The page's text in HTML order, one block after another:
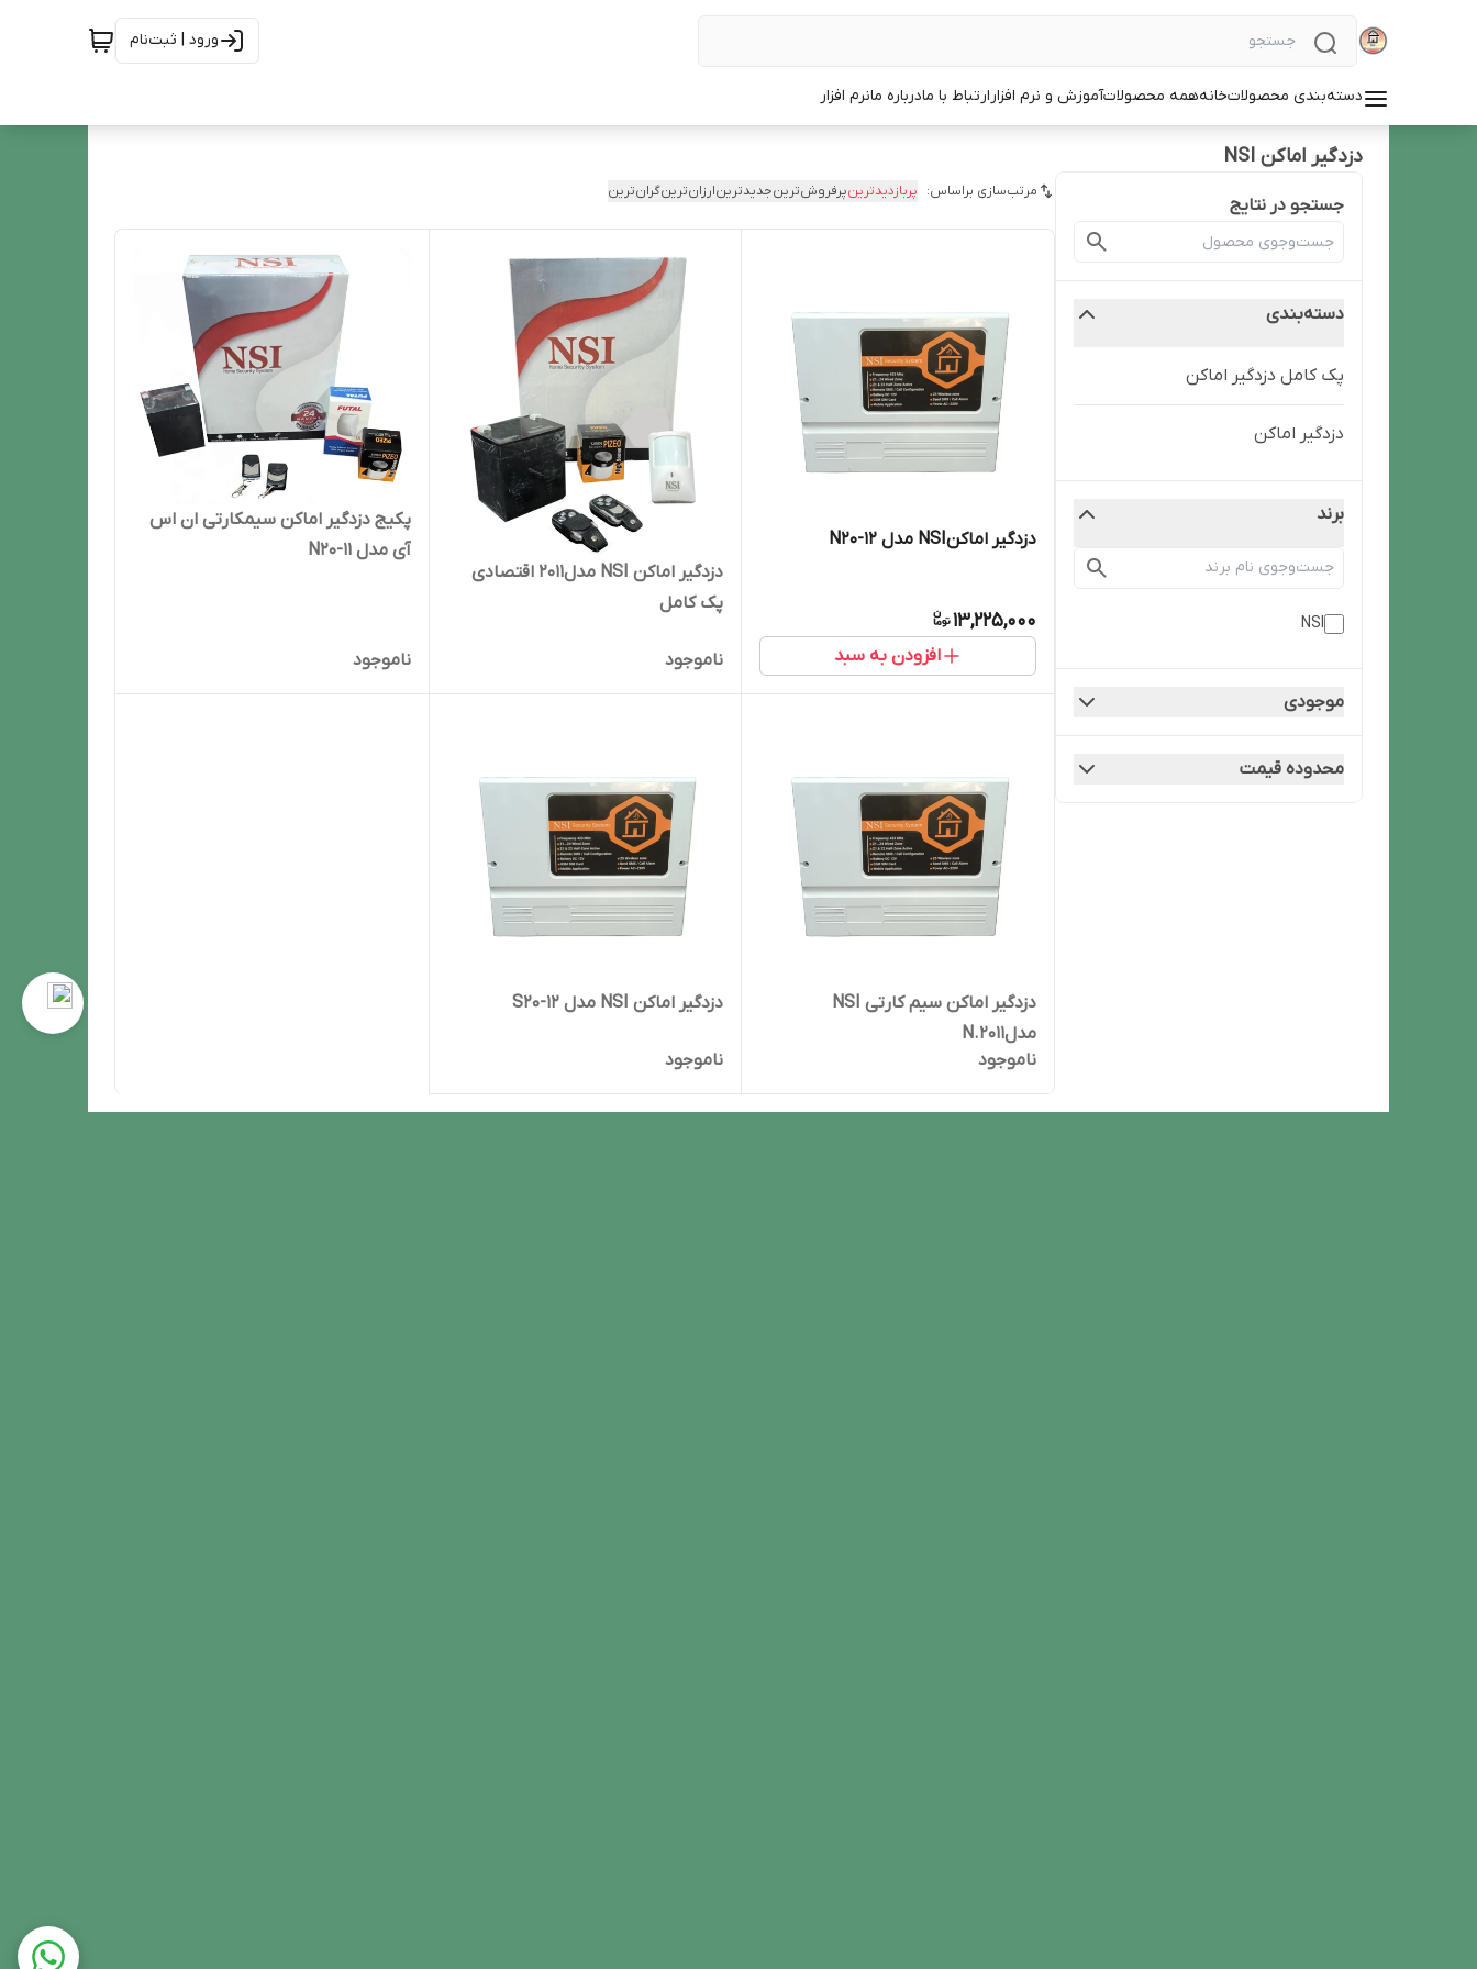
ورود | ثبت‌نام
دسته‌بندی محصولاتخانههمه محصولاتآموزش و نرم افزارارتباط با مادرباره مانرم افزار
دزدگیر اماکن NSI
جستجو در نتایج
دسته‌بندی
پک کامل دزدگیر اماکن
دزدگیر اماکن
برند
NSI
موجودی
محدوده قیمت
مرتب‌سازی براساس: پربازدیدترینپرفروش‌ترینجدیدترینارزان‌ترینگران‌ترین
دزدگیر اماکنNSI مدل N20-12
13,225,000
افزودن به سبد
دزدگیر اماکن NSI مدل2011 اقتصادی
پک کامل
ناموجود
پکیج دزدگیر اماکن سیمکارتی ان اس
آی مدل N20-11
ناموجود
دزدگیر اماکن سیم کارتی NSI
مدلN.2011
ناموجود
دزدگیر اماکن NSI مدل S20-12
ناموجود